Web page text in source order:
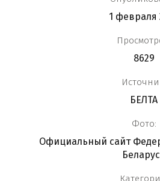
1 февраля
8629
БЕЛТА
Фото:
Официальный сайт